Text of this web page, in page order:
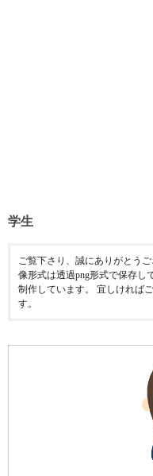
学生
ご覧下さり、誠にありがとう
像形式は透過png形式で保存し
制作しています。 宜しければ
す。